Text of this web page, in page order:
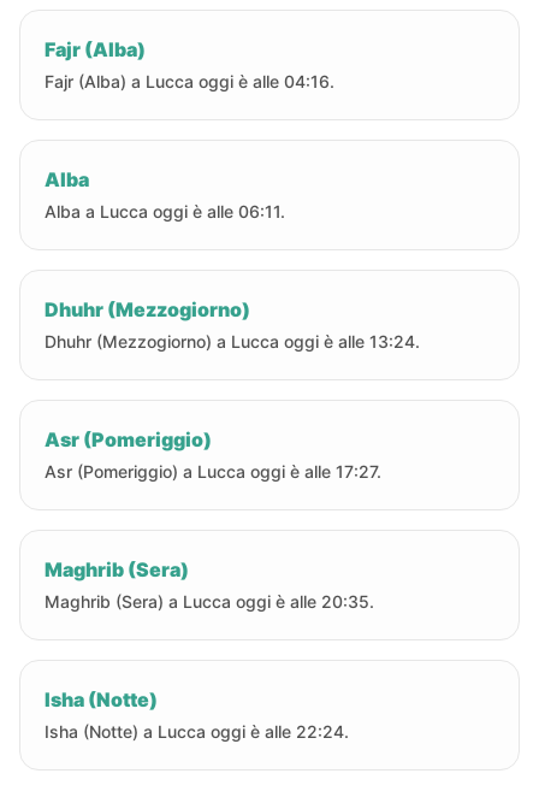
Fajr (Alba)
Fajr (Alba) a Lucca oggi è alle 04:16.
Alba
Alba a Lucca oggi è alle 06:11.
Dhuhr (Mezzogiorno)
Dhuhr (Mezzogiorno) a Lucca oggi è alle 13:24.
Asr (Pomeriggio)
Asr (Pomeriggio) a Lucca oggi è alle 17:27.
Maghrib (Sera)
Maghrib (Sera) a Lucca oggi è alle 20:35.
Isha (Notte)
Isha (Notte) a Lucca oggi è alle 22:24.